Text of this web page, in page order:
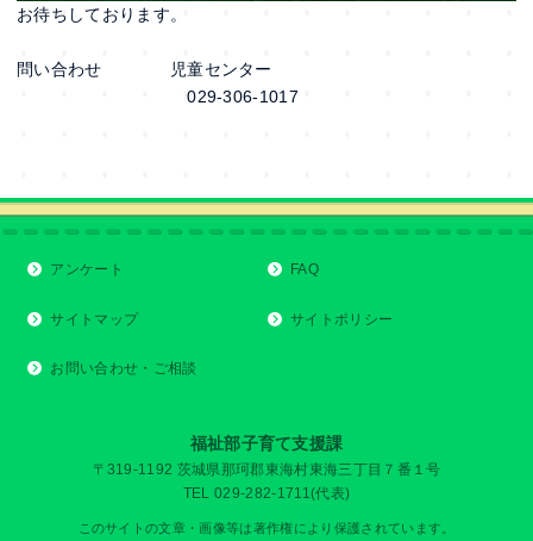
お待ちしております。
問い合わせ 児童センター
029-306-1017
アンケート FAQ
サイトマップ サイトポリシー
お問い合わせ・ご相談
福祉部子育て支援課
〒319-1192 茨城県那珂郡東海村東海三丁目７番１号
TEL 029-282-1711(代表)
このサイトの文章・画像等は著作権により保護されています。